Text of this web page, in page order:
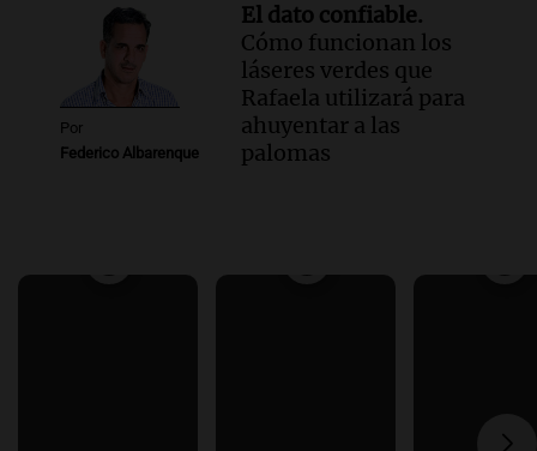
Por
Federico Albarenque
El dato confiable.
Cómo funcionan los
láseres verdes que
Rafaela utilizará para
ahuyentar a las
palomas